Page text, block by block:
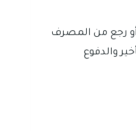
أو رجع من المصرف
والدفوع